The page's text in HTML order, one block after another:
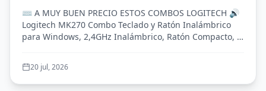
Inalámbrico, Ratón Compacto, 8 Teclas
Multimedia y de Acceso Directo, 2 años
de batería, PC, PC Portátil, QWERTY
⌨️ A MUY BUEN PRECIO ESTOS COMBOS LOGITECH 🔊
Logitech MK270 Combo Teclado y Ratón Inalámbrico
para Windows, 2,4GHz Inalámbrico, Ratón Compacto, 8
20 jul, 2026